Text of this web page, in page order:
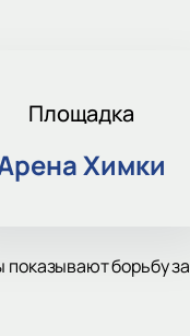
Площадка
Химки
показывают борьбу за